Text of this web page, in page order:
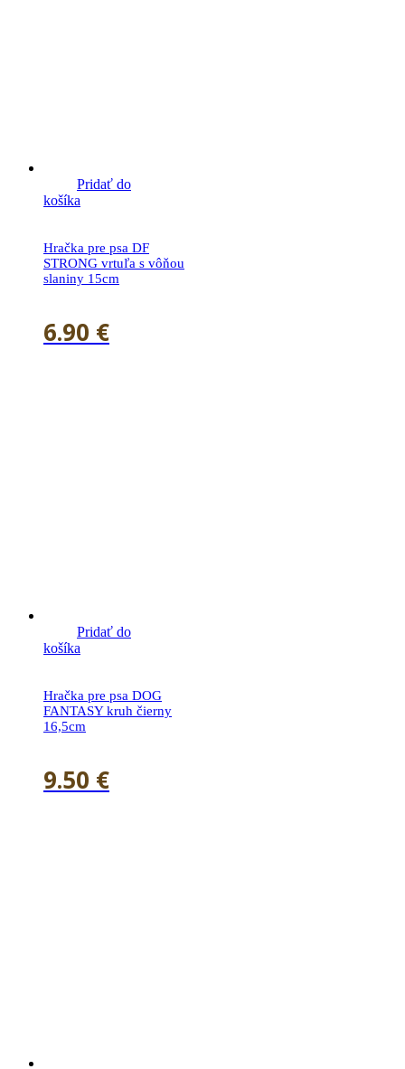
Pridať do
košíka
Hračka pre psa DF
STRONG vrtuľa s vôňou
slaniny 15cm
6.90 €
Pridať do
košíka
Hračka pre psa DOG
FANTASY kruh čierny
16,5cm
9.50 €